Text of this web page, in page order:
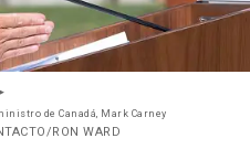
de Canadá, Mark Carney
RON WARD